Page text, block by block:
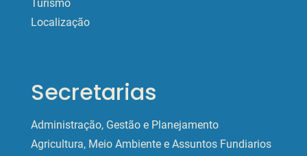
Turismo
Localização
Secretarias
Administração, Gestão e Planejamento
Agricultura, Meio Ambiente e Assuntos Fundiarios